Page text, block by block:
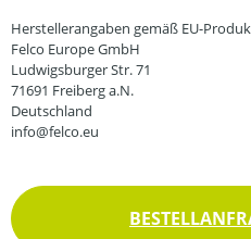
Herstellerangaben gemäß EU-
Felco Europe GmbH
Ludwigsburger Str. 71
71691 Freiberg a.N.
Deutschland
info@felco.eu